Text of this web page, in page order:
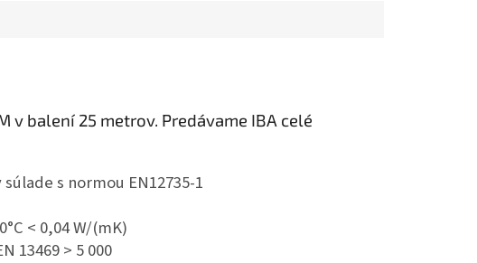
v balení 25 metrov. Predávame IBA celé
s normou EN12735-1
< 0,04 W/(mK)
13469 > 5 000